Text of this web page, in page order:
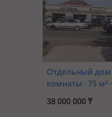
Отдельный дом
комнаты · 75 м² ·
Улбике акына 138
38 000 000 ₸